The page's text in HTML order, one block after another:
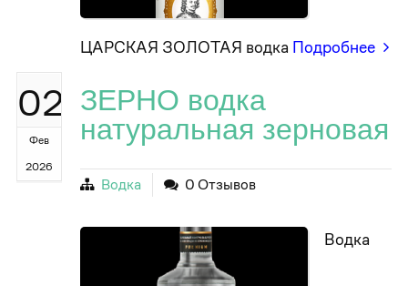
ЦАРСКАЯ ЗОЛОТАЯ водка Подробнее
02
Фев
2026
ЗЕРНО водка
натуральная зерновая
Водка 0 Отзывов
Водка